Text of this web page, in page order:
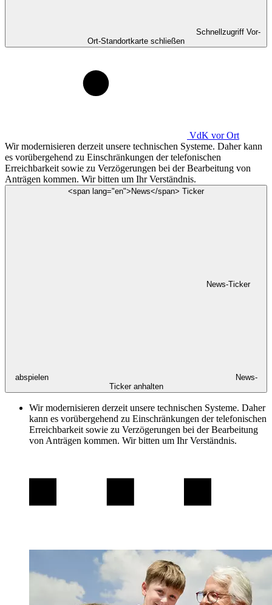
Schnellzugriff Vor-
Ort-Standortkarte schließen
VdK vor Ort
Wir modernisieren derzeit unsere technischen Systeme. Daher kann
es vorübergehend zu Einschränkungen der telefonischen
Erreichbarkeit sowie zu Verzögerungen bei der Bearbeitung von
Anträgen kommen. Wir bitten um Ihr Verständnis.
<span lang="en">News</span> Ticker
News-Ticker
abspielen
News-
Ticker anhalten
Wir modernisieren derzeit unsere technischen Systeme. Daher
kann es vorübergehend zu Einschränkungen der telefonischen
Erreichbarkeit sowie zu Verzögerungen bei der Bearbeitung
von Anträgen kommen. Wir bitten um Ihr Verständnis.